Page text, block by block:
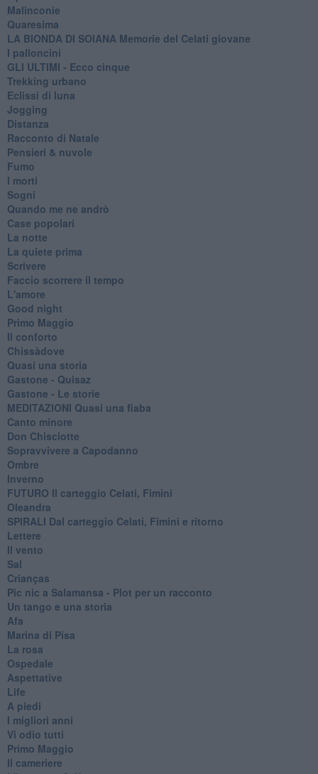
Malinconie
Quaresima
LA BIONDA DI SOIANA Memorie del Celati giovane
I palloncini
GLI ULTIMI - Ecco cinque
Trekking urbano
Eclissi di luna
Jogging
Distanza
Racconto di Natale
Pensieri & nuvole
Fumo
I morti
Sogni
Quando me ne andrò
Case popolari
La notte
La quiete prima
Scrivere
Faccio scorrere il tempo
L'amore
Good night
Primo Maggio
Il conforto
Chissàdove
Quasi una storia
Gastone - Quisaz
Gastone - Le storie
MEDITAZIONI Quasi una fiaba
Canto minore
Don Chisciotte
Sopravvivere a Capodanno
Ombre
Inverno
FUTURO Il carteggio Celati, Fimini
Oleandra
SPIRALI Dal carteggio Celati, Fimini e ritorno
Lettere
Il vento
Sal
Crianças
Pic nic a Salamansa - Plot per un racconto
Un tango e una storia
Afa
Marina di Pisa
La rosa
Ospedale
Aspettative
Life
A piedi
I migliori anni
Vi odio tutti
Primo Maggio
Il cameriere